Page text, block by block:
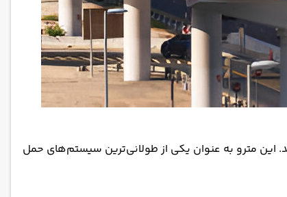
این مترو به عنوان یکی از طولانی‌ترین سیستم‌های حمل